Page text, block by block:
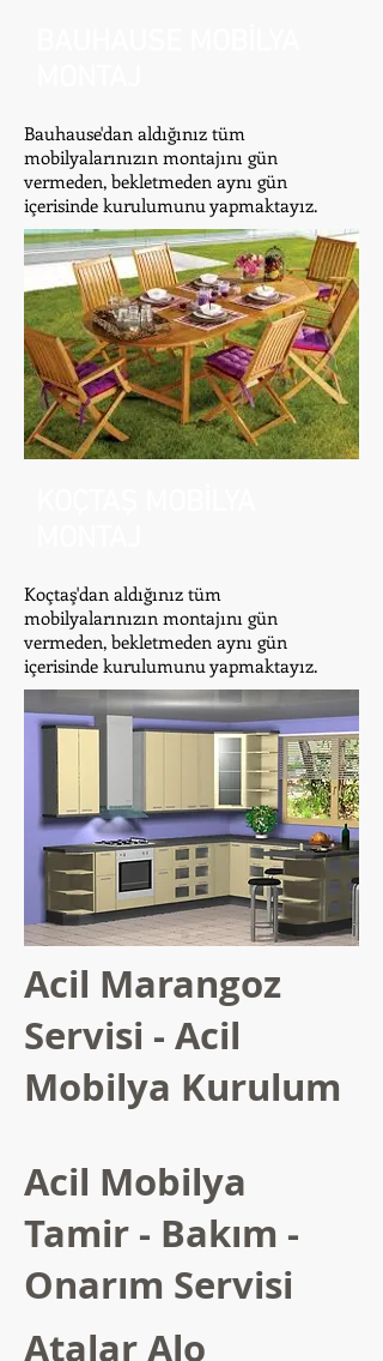
Bauhause'dan aldığınız tüm
mobilyalarınızın montajını gün
vermeden, bekletmeden aynı gün
içerisinde kurulumunu yapmaktayız.
Koçtaş'dan aldığınız tüm
mobilyalarınızın montajını gün
vermeden, bekletmeden aynı gün
içerisinde kurulumunu yapmaktayız.
Acil Marangoz
Servisi - Acil
Mobilya Kurulum
Acil Mobilya
Tamir - Bakım -
Onarım Servisi
Atalar Alo